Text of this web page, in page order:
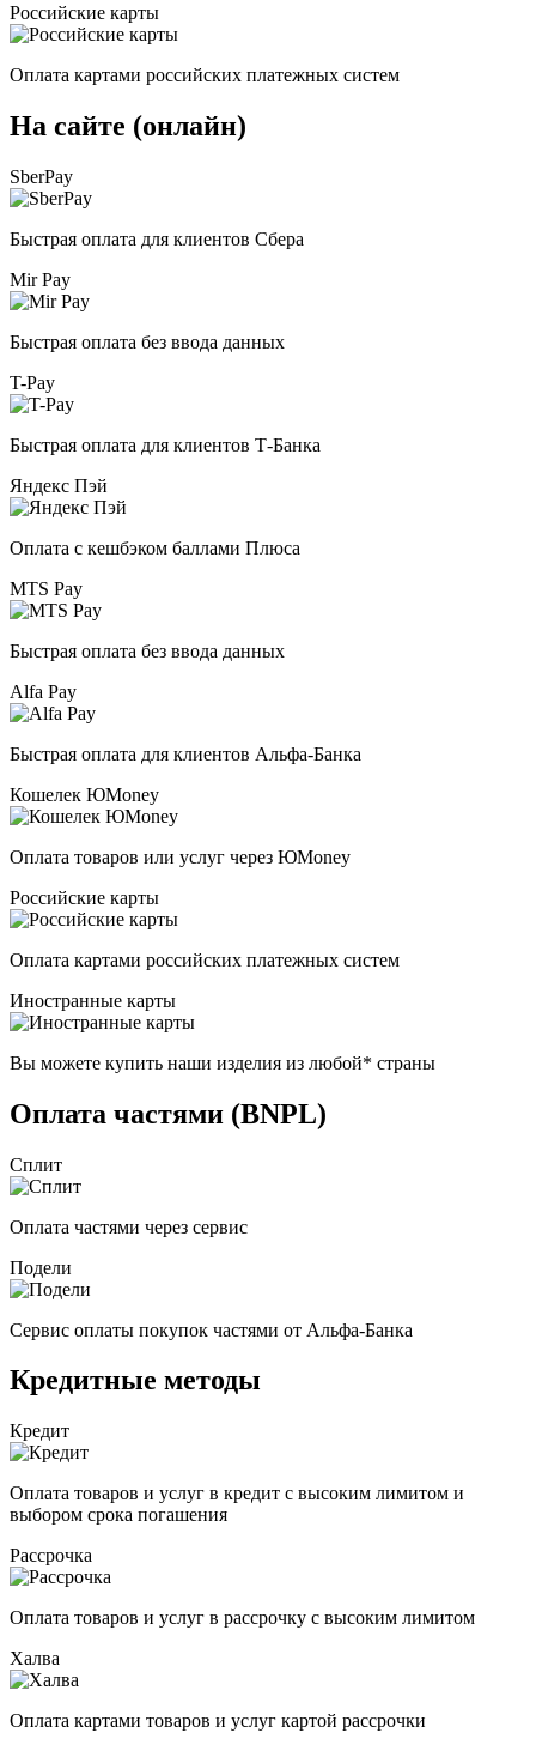
Российские карты
Оплата картами российских платежных систем
На сайте (онлайн)
SberPay
Быстрая оплата для клиентов Сбера
Mir Pay
Быстрая оплата без ввода данных
T-Pay
Быстрая оплата для клиентов Т-Банка
Яндекс Пэй
Оплата с кешбэком баллами Плюса
MTS Pay
Быстрая оплата без ввода данных
Alfa Pay
Быстрая оплата для клиентов Альфа-Банка
Кошелек ЮMoney
Оплата товаров или услуг через ЮMoney
Российские карты
Оплата картами российских платежных систем
Иностранные карты
Вы можете купить наши изделия из любой* страны
Оплата частями (BNPL)
Сплит
Оплата частями через сервис
Подели
Сервис оплаты покупок частями от Альфа-Банка
Кредитные методы
Кредит
Оплата товаров и услуг в кредит с высоким лимитом и
выбором срока погашения
Рассрочка
Оплата товаров и услуг в рассрочку с высоким лимитом
Халва
Оплата картами товаров и услуг картой рассрочки